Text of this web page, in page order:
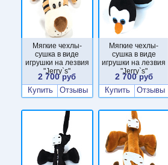
Мягкие чехлы-
сушка в виде
игрушки на лезвия
"Jerry`s"
2 700руб
Купить
Отзывы
Мягкие чехлы-
сушка в виде
игрушки на лезвия
"Jerry`s"
2 700руб
Купить
Отзывы